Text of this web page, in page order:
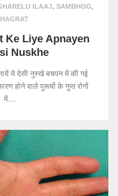
ILAAJ, SAMBHOG,
Ke Liye Apnayen
Nuskhe
ये देसी नुस्खे बचपन में की गई
होने वाले पुरूषों के गुप्त रोगों
में…